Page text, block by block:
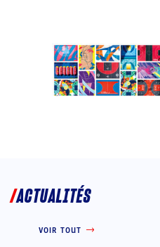
ACTUALITÉS
VOIR TOUT